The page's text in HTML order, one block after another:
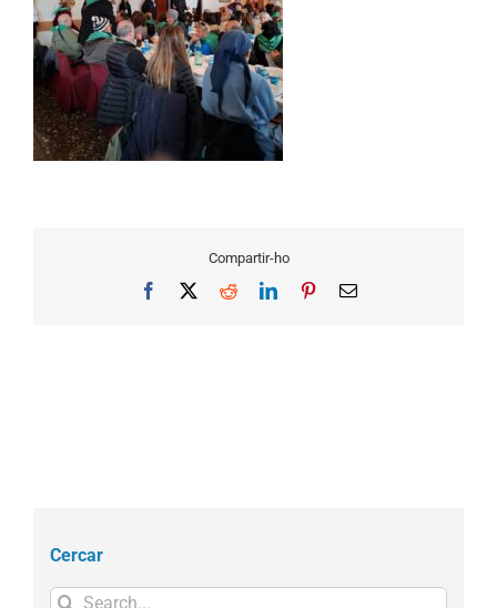
Compartir-ho
Facebook RedditLinkedInPinterestEmail
Cercar
Search